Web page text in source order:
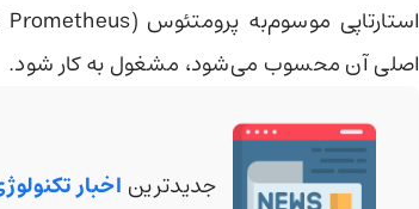
اصلی آن محسوب می‌شود، مشغول به کار شود.
جدیدترین اخبار